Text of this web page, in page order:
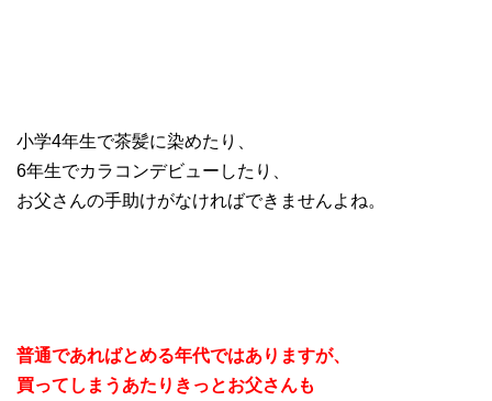
小学4年生で茶髪に染めたり、
6年生でカラコンデビューしたり、
お父さんの手助けがなければできませんよね。
普通であればとめる年代ではありますが、
買ってしまうあたりきっとお父さんも